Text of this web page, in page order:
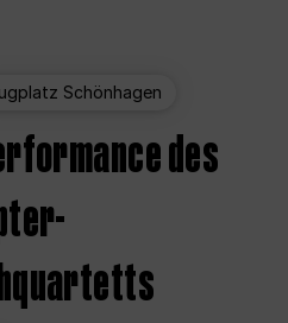
Schönhagen
des